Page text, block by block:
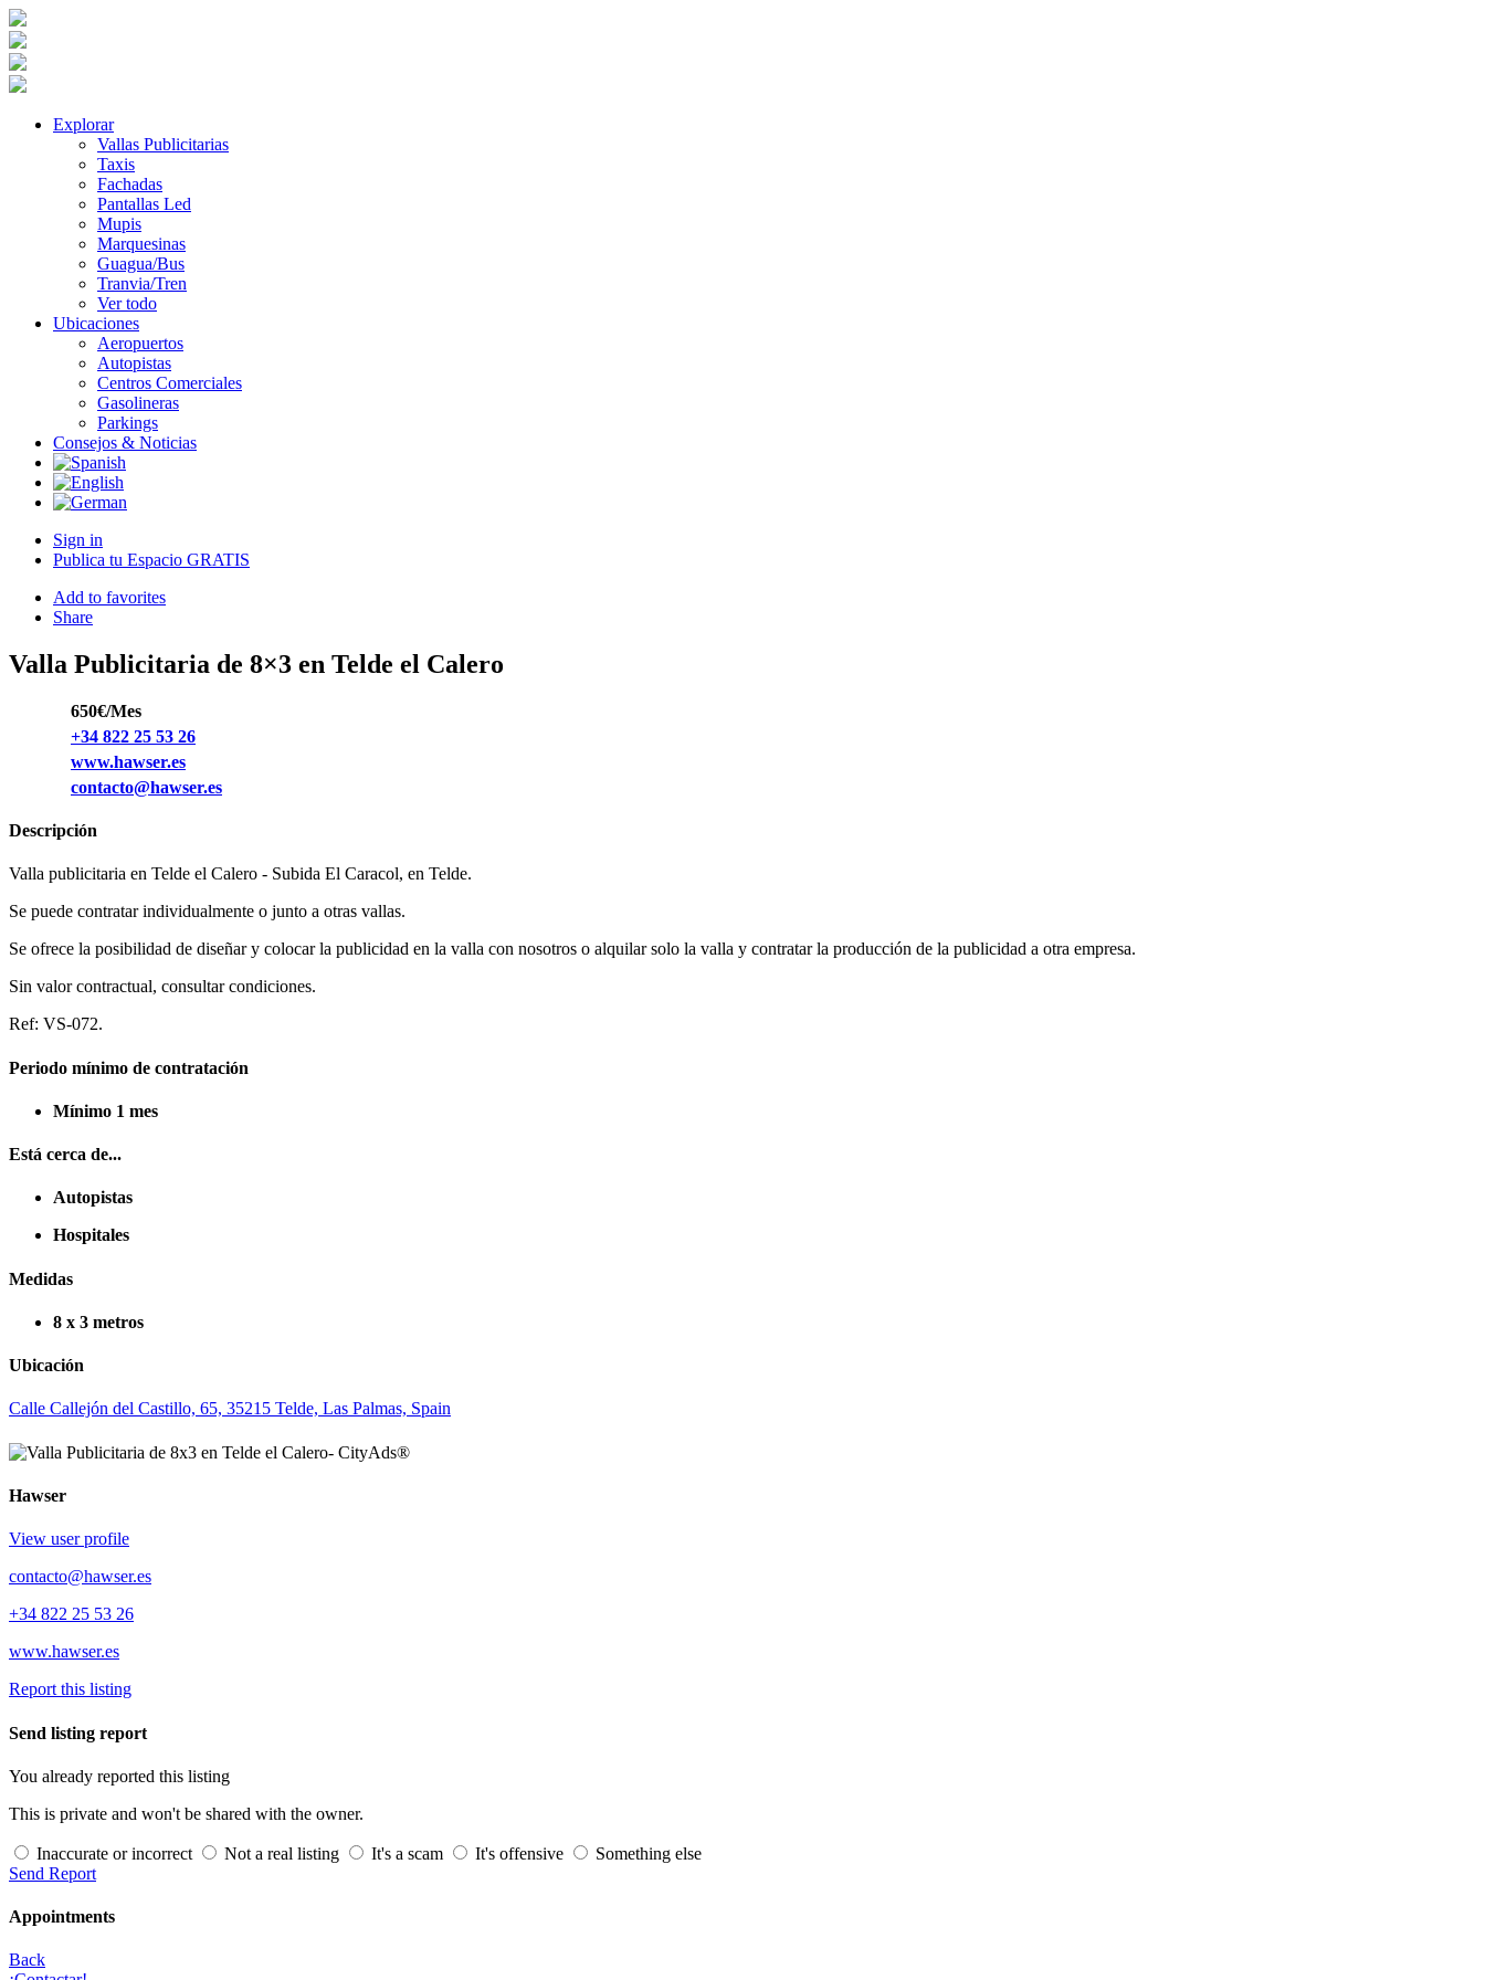
Explorar
Vallas Publicitarias
Taxis
Fachadas
Pantallas Led
Mupis
Marquesinas
Guagua/Bus
Tranvia/Tren
Ver todo
Ubicaciones
Aeropuertos
Autopistas
Centros Comerciales
Gasolineras
Parkings
Consejos & Noticias
Sign in
Publica tu Espacio GRATIS
Add to favorites
Share
Valla Publicitaria de 8×3 en Telde el Calero
650€/Mes
+34 822 25 53 26
www.hawser.es
contacto@hawser.es
Descripción
Valla publicitaria en Telde el Calero - Subida El Caracol, en Telde.
Se puede contratar individualmente o junto a otras vallas.
Se ofrece la posibilidad de diseñar y colocar la publicidad en la valla con nosotros o alquilar solo la valla y contratar la producción de la publicidad a otra empresa.
Sin valor contractual, consultar condiciones.
Ref: VS-072.
Periodo mínimo de contratación
Mínimo 1 mes
Está cerca de...
Autopistas
Hospitales
Medidas
8 x 3 metros
Ubicación
Calle Callejón del Castillo, 65, 35215 Telde, Las Palmas, Spain
Hawser
View user profile
contacto@hawser.es
+34 822 25 53 26
www.hawser.es
Report this listing
Send listing report
You already reported this listing
This is private and won't be shared with the owner.
Inaccurate or incorrect Not a real listing It's a scam It's offensive
Something else
Send Report
Appointments
Back